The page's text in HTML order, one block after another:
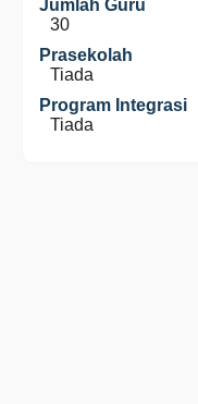
Jumlah Guru
30
Prasekolah
Tiada
Program Integrasi
Tiada